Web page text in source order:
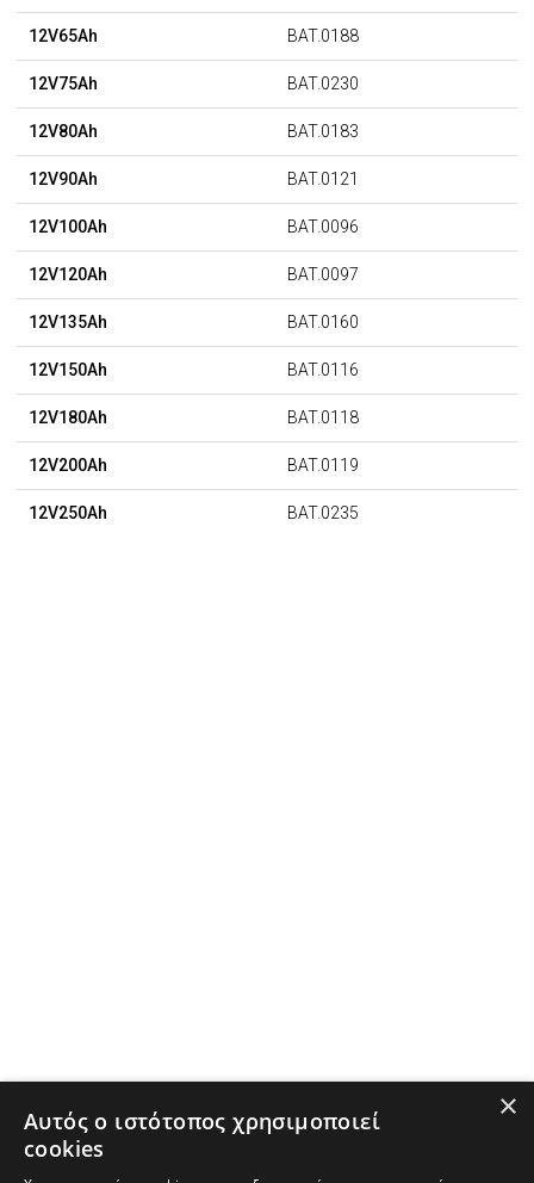
12V65Ah BAT.0188
12V75Ah BAT.0230
12V80Ah BAT.0183
12V90Ah BAT.0121
12V100Ah BAT.0096
12V120Ah BAT.0097
12V135Ah BAT.0160
12V150Ah BAT.0116
12V180Ah BAT.0118
12V200Ah BAT.0119
12V250Ah BAT.0235
×
Αυτός ο ιστότοπος χρησιμοποιεί
cookies